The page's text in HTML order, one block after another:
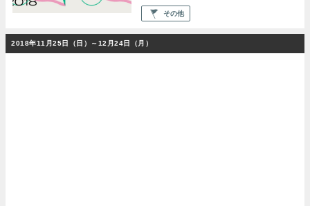
その他
2018年11月25日（日）～12月24日（月）